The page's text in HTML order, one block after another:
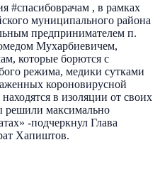
, в рамках
муниципального района
предпринимателем п.
Мухарбиевичем,
которые борются с
режима, медики сутками
короновирусной
в изоляции от своих
решили максимально
-подчеркнул Глава
Хапиштов.